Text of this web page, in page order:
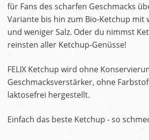
für Fans des scharfen Geschmacks
Variante bis hin zum Bio-Ketchup mit
und weniger Salz. Oder du nimmst
reinsten aller Ketchup-Genüsse!
FELIX Ketchup wird ohne
Geschmacksverstärker, ohne
laktosefrei hergestellt.
Einfach das beste Ketchup - so